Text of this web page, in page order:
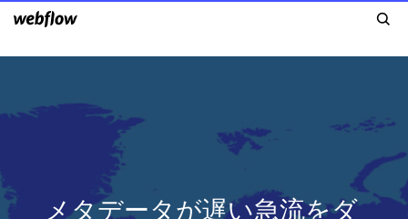
メタデータが遅い急流をダ